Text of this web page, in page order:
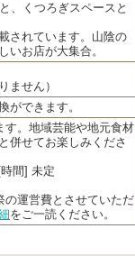
、くつろぎスペースと
されています。山陰の
いお店が大集合。
ません）
ができます。
す。地域芸能や地元食材
併せてお楽しみくださ
間] 未定
運営費とさせていただ
をご一読ください。